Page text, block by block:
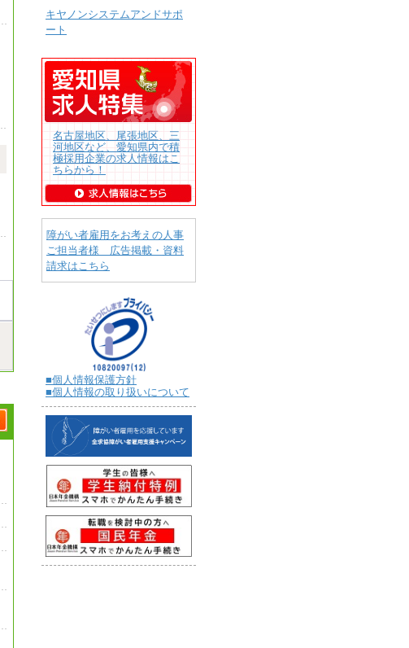
キヤノンシステムアンドサポ
ート
名古屋地区、尾張地区、三
河地区など、愛知県内で積
極採用企業の求人情報はこ
ちらから！
障がい者雇用をお考えの人事
ご担当者様 広告掲載・資料
請求はこちら
■個人情報保護方針
■個人情報の取り扱いについて